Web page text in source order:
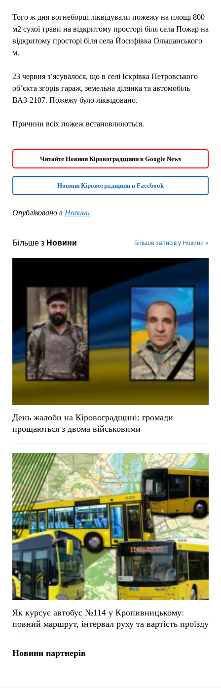
Того ж дня вогнеборці ліквідували пожежу на площі 800
м2 сухої трави на відкритому просторі біля села Пожар на
відкритому просторі біля села Йосифівка Ольшанського
м.
23 червня з’ясувалося, що в селі Іскрівка Петровського
об’єкта згорів гараж, земельна ділянка та автомобіль
ВАЗ-2107. Пожежу було ліквідовано.
Причини всіх пожеж встановлюються.
Читайте Новини Кіровоградщини в Google News
Новини Кіровоградщини в Facebook
Опубліковано в Новини
Більше з Новини Більше записів у Новини »
День жалоби на Кіровоградщині: громади
прощаються з двома військовими
Як курсує автобус №114 у Кропивницькому:
повний маршрут, інтервал руху та вартість проїзду
Новини партнерів